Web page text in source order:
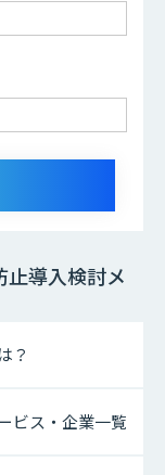
止導入検討メ
？
ビス・企業一覧